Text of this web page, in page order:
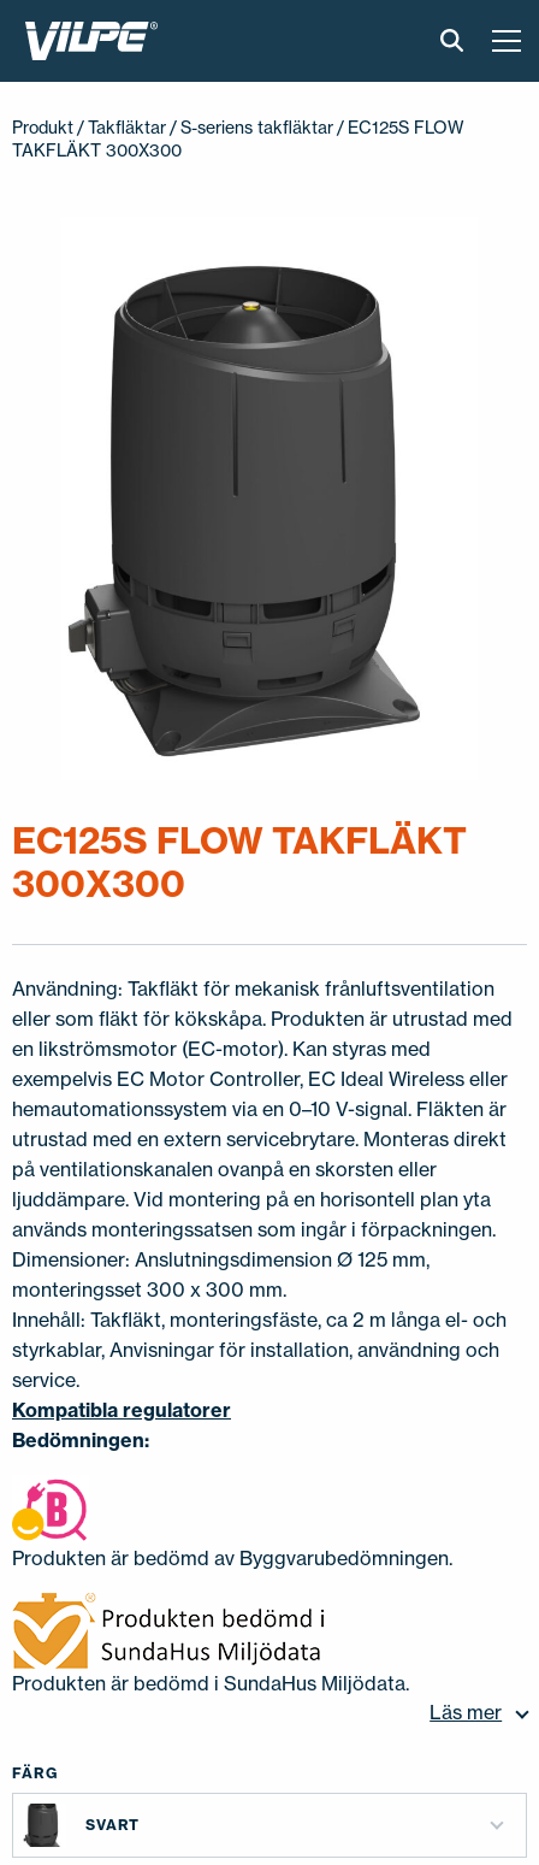
INSTALLATION OCH MATERIAL
KONTAKTA OSS
USA
Produkt /Takfläktar /S-seriens takfläktar / EC125S FLOW
TAKFLÄKT 300X300
EC125S FLOW TAKFLÄKT
300X300
Användning: Takfläkt för mekanisk frånluftsventilation
eller som fläkt för kökskåpa. Produkten är utrustad med
en likströmsmotor (EC-motor). Kan styras med
exempelvis EC Motor Controller, EC Ideal Wireless eller
hemautomationssystem via en 0–10 V-signal. Fläkten är
utrustad med en extern servicebrytare. Monteras direkt
på ventilationskanalen ovanpå en skorsten eller
ljuddämpare. Vid montering på en horisontell plan yta
används monteringssatsen som ingår i förpackningen.
Dimensioner: Anslutningsdimension Ø 125 mm,
monteringsset 300 x 300 mm.
Innehåll: Takfläkt, monteringsfäste, ca 2 m långa el- och
styrkablar, Anvisningar för installation, användning och
service.
Kompatibla regulatorer
Bedömningen:
Produkten är bedömd av Byggvarubedömningen.
Produkten är bedömd i SundaHus Miljödata.
Läs mer
FÄRG
SVART